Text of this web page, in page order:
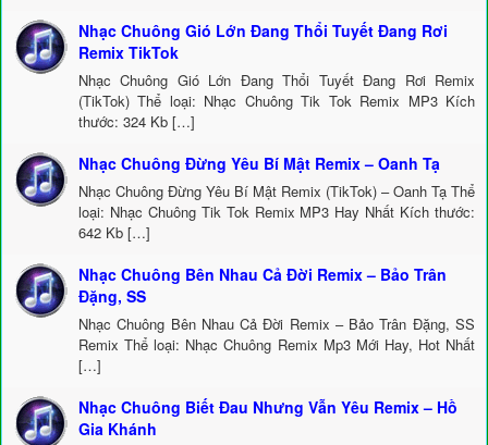
Nhạc Chuông Gió Lớn Đang Thổi Tuyết Đang Rơi
Remix TikTok
Nhạc Chuông Gió Lớn Đang Thổi Tuyết Đang Rơi Remix
(TikTok) Thể loại: Nhạc Chuông Tik Tok Remix MP3 Kích
thước: 324 Kb […]
Nhạc Chuông Đừng Yêu Bí Mật Remix – Oanh Tạ
Nhạc Chuông Đừng Yêu Bí Mật Remix (TikTok) – Oanh Tạ Thể
loại: Nhạc Chuông Tik Tok Remix MP3 Hay Nhất Kích thước:
642 Kb […]
Nhạc Chuông Bên Nhau Cả Đời Remix – Bảo Trân
Đặng, SS
Nhạc Chuông Bên Nhau Cả Đời Remix – Bảo Trân Đặng, SS
Remix Thể loại: Nhạc Chuông Remix Mp3 Mới Hay, Hot Nhất
[…]
Nhạc Chuông Biết Đau Nhưng Vẫn Yêu Remix – Hồ
Gia Khánh